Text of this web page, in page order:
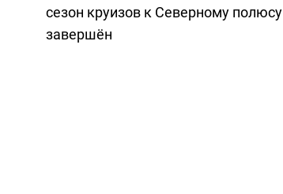
сезон круизов к Северному полюсу
завершён